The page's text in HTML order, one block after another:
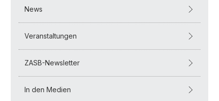
News
Veranstaltungen
ZASB-Newsletter
In den Medien